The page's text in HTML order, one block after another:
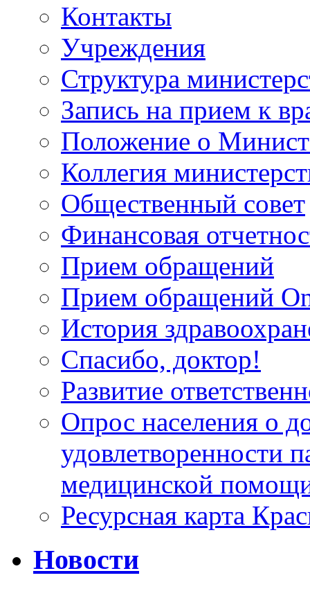
Контакты
Учреждения
Структура
Запись на прием к
Положение о
Коллегия
Общественный совет
Финансовая
Прием обращений
Прием обращений
История
Спасибо, доктор!
Развитие
Опрос населения о
удовлетворенности
медицинской
Ресурсная карта
Новости